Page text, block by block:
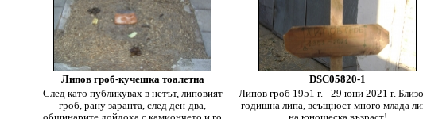
Липов гроб-кучешка тоалетна
След като публикувах в нетът, липовият
гроб, рану заранта, след ден-два,
DSC05820-1
Липов гроб 1951 г. - 29 юни 2021 г.
годишна липа, всъщност много млада